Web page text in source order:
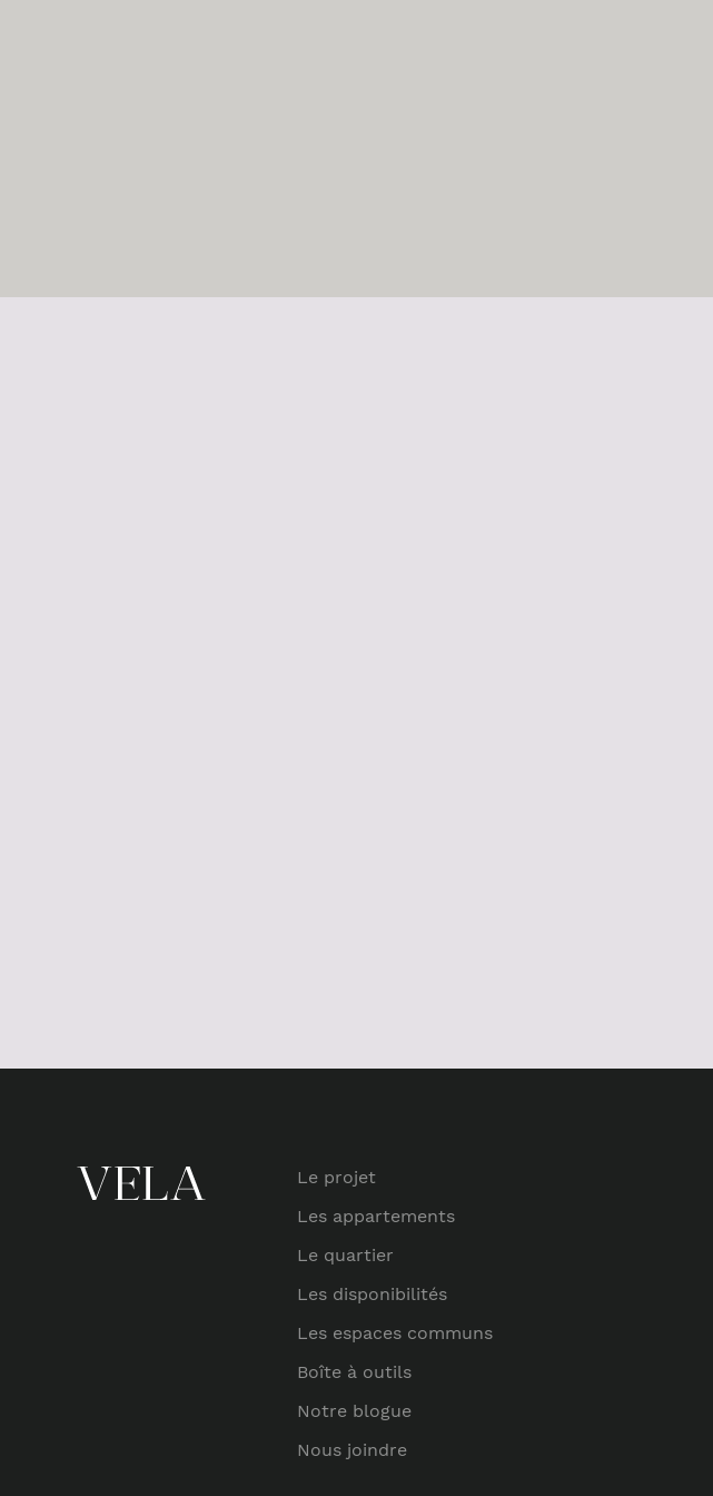
Le projet
Les appartements
Le quartier
Les disponibilités
Les espaces communs
Boîte à outils
Notre blogue
Nous joindre